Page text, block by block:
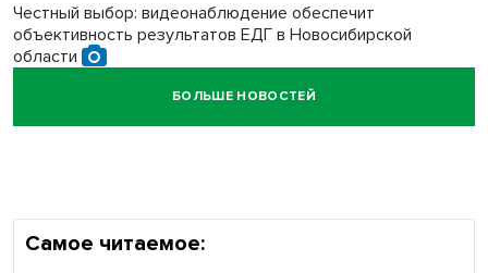
Честный выбор: видеонаблюдение обеспечит
объективность результатов ЕДГ в Новосибирской
области
Кибертанки пошли в бой: «Ростелеком» объявляет
БОЛЬШЕ НОВОСТЕЙ
Самое читаемое: